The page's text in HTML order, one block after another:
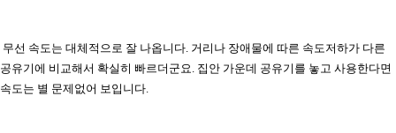
무선 속도는 대체적으로 잘 나옵니다. 거리나 장애물에 따른 속도저하가 다른
공유기에 비교해서 확실히 빠르더군요. 집안 가운데 공유기를 놓고 사용한다면
속도는 별 문제없어 보입니다.